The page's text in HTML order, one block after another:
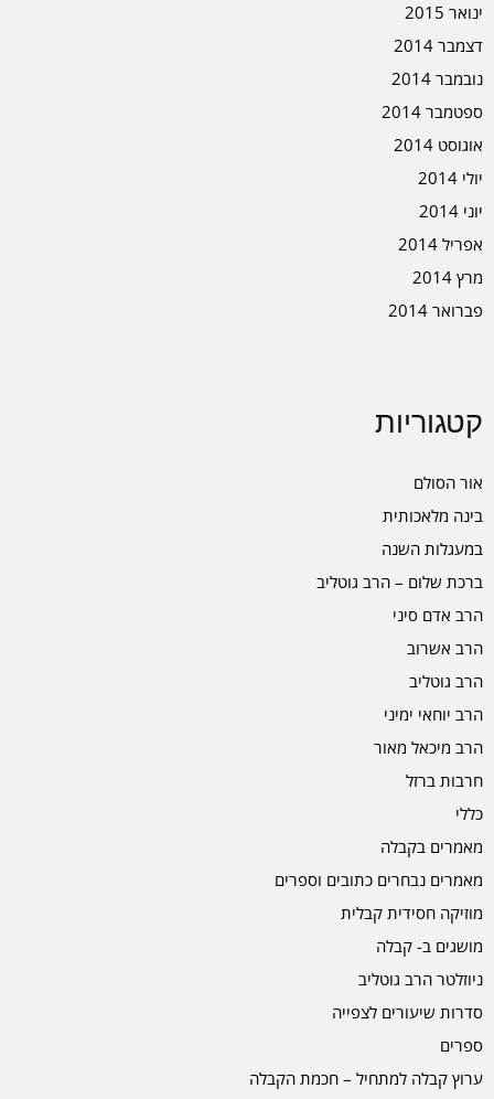
ינואר 2015
דצמבר 2014
נובמבר 2014
ספטמבר 2014
אוגוסט 2014
יולי 2014
יוני 2014
אפריל 2014
מרץ 2014
פברואר 2014
קטגוריות
אור הסולם
בינה מלאכותית
במעגלות השנה
ברכת שלום – הרב גוטליב
הרב אדם סיני
הרב אשרוב
הרב גוטליב
הרב יוחאי ימיני
הרב מיכאל מאור
חרבות ברזל
כללי
מאמרים בקבלה
מאמרים נבחרים כתובים וספרים
מוזיקה חסידית קבלית
מושגים ב- קבלה
ניוזלטר הרב גוטליב
סדרות שיעורים לצפייה
ספרים
ערוץ קבלה למתחיל – חכמת הקבלה